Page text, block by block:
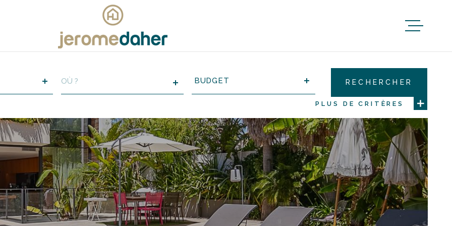
BUDGET
SUPPLÉMENTAIRES
Piscine
Parking
Terrasse
PLUS DE CRITÈRES
RECHERCHER